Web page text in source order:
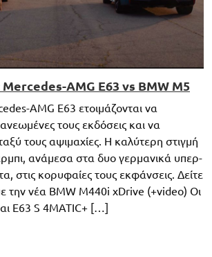
AMG E63 vs BMW M5
AMG E63 ετοιμάζονται να
τους εκδόσεις και να
τους αψιμαχίες. Η καλύτερη στιγμή
ανάμεσα στα δυο γερμανικά υπερ-
στις κορυφαίες τους εκφάνσεις. Δείτε
την νέα BMW M440i xDrive (+video) Οι
E63 S 4MATIC+ […]